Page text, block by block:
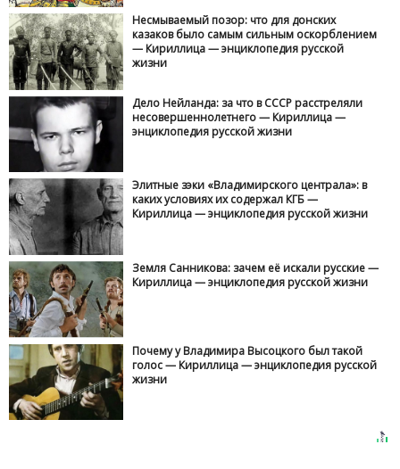
Несмываемый позор: что для донских
казаков было самым сильным оскорблением
— Кириллица — энциклопедия русской
жизни
Дело Нейланда: за что в СССР расстреляли
несовершеннолетнего — Кириллица —
энциклопедия русской жизни
Элитные зэки «Владимирского централа»: в
каких условиях их содержал КГБ —
Кириллица — энциклопедия русской жизни
Земля Санникова: зачем её искали русские —
Кириллица — энциклопедия русской жизни
Почему у Владимира Высоцкого был такой
голос — Кириллица — энциклопедия русской
жизни